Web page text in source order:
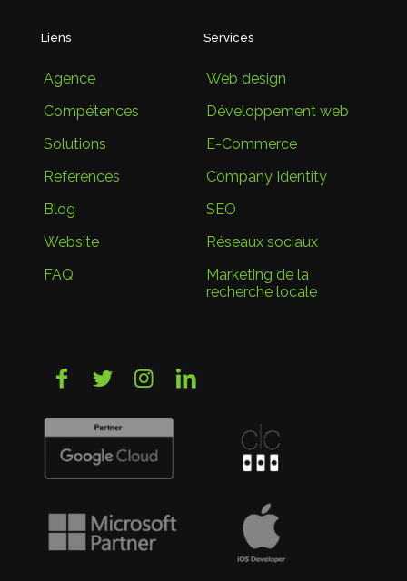
Liens
Agence
Compétences
Solutions
References
Blog
Website
FAQ
Services
Web design
Développement web
E-Commerce
Company Identity
SEO
Réseaux sociaux
Marketing de la
recherche locale